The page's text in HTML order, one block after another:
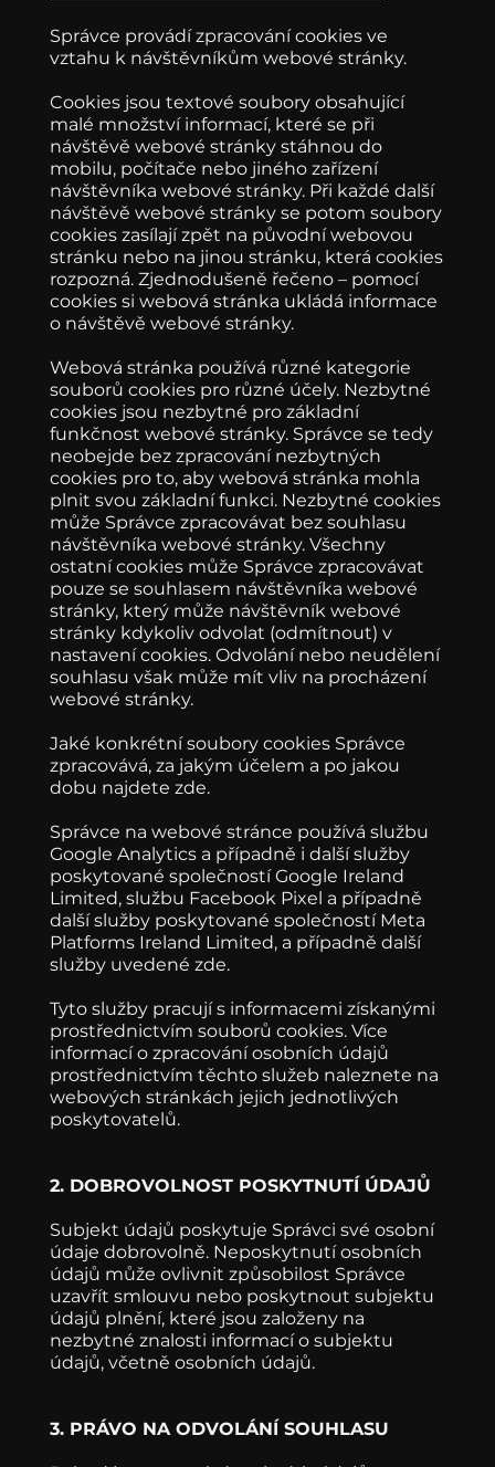
Správce provádí zpracování cookies ve
vztahu k návštěvníkům webové stránky.
Cookies jsou textové soubory obsahující
malé množství informací, které se při
návštěvě webové stránky stáhnou do
mobilu, počítače nebo jiného zařízení
návštěvníka webové stránky. Při každé další
návštěvě webové stránky se potom soubory
cookies zasílají zpět na původní webovou
stránku nebo na jinou stránku, která cookies
rozpozná. Zjednodušeně řečeno – pomocí
cookies si webová stránka ukládá informace
o návštěvě webové stránky.
Webová stránka používá různé kategorie
souborů cookies pro různé účely. Nezbytné
cookies jsou nezbytné pro základní
funkčnost webové stránky. Správce se tedy
neobejde bez zpracování nezbytných
cookies pro to, aby webová stránka mohla
plnit svou základní funkci. Nezbytné cookies
může Správce zpracovávat bez souhlasu
návštěvníka webové stránky. Všechny
ostatní cookies může Správce zpracovávat
pouze se souhlasem návštěvníka webové
stránky, který může návštěvník webové
stránky kdykoliv odvolat (odmítnout) v
nastavení cookies. Odvolání nebo neudělení
souhlasu však může mít vliv na procházení
webové stránky.
Jaké konkrétní soubory cookies Správce
zpracovává, za jakým účelem a po jakou
dobu najdete zde.
Správce na webové stránce používá službu
Google Analytics a případně i další služby
poskytované společností Google Ireland
Limited, službu Facebook Pixel a případně
další služby poskytované společností Meta
Platforms Ireland Limited, a případně další
služby uvedené zde.
Tyto služby pracují s informacemi získanými
prostřednictvím souborů cookies. Více
informací o zpracování osobních údajů
prostřednictvím těchto služeb naleznete na
webových stránkách jejich jednotlivých
poskytovatelů.
2. DOBROVOLNOST POSKYTNUTÍ ÚDAJŮ
Subjekt údajů poskytuje Správci své osobní
údaje dobrovolně. Neposkytnutí osobních
údajů může ovlivnit způsobilost Správce
uzavřít smlouvu nebo poskytnout subjektu
údajů plnění, které jsou založeny na
nezbytné znalosti informací o subjektu
údajů, včetně osobních údajů.
3. PRÁVO NA ODVOLÁNÍ SOUHLASU